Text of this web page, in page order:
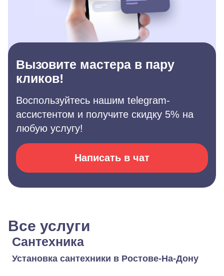
Вызовите мастера в пару
кликов!
Воспользуйтесь нашим telegram-
ассистентом и получите скидку 5% на
любую услугу!
Написать в чат
Все услуги
Сантехника
Установка сантехники в Ростове-На-Дону